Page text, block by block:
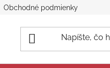
Obchodné podmienky